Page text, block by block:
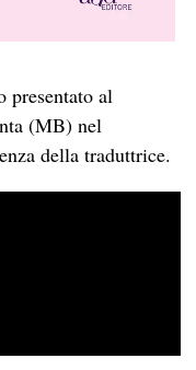
presentato al
(MB) nel
della traduttrice.